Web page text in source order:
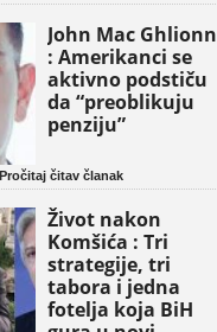
John Mac Ghlionn
: Amerikanci se
aktivno podstiču
da “preoblikuju
penziju”
Pročitaj čitav članak
Život nakon
Komšića : Tri
strategije, tri
tabora i jedna
fotelja koja BiH